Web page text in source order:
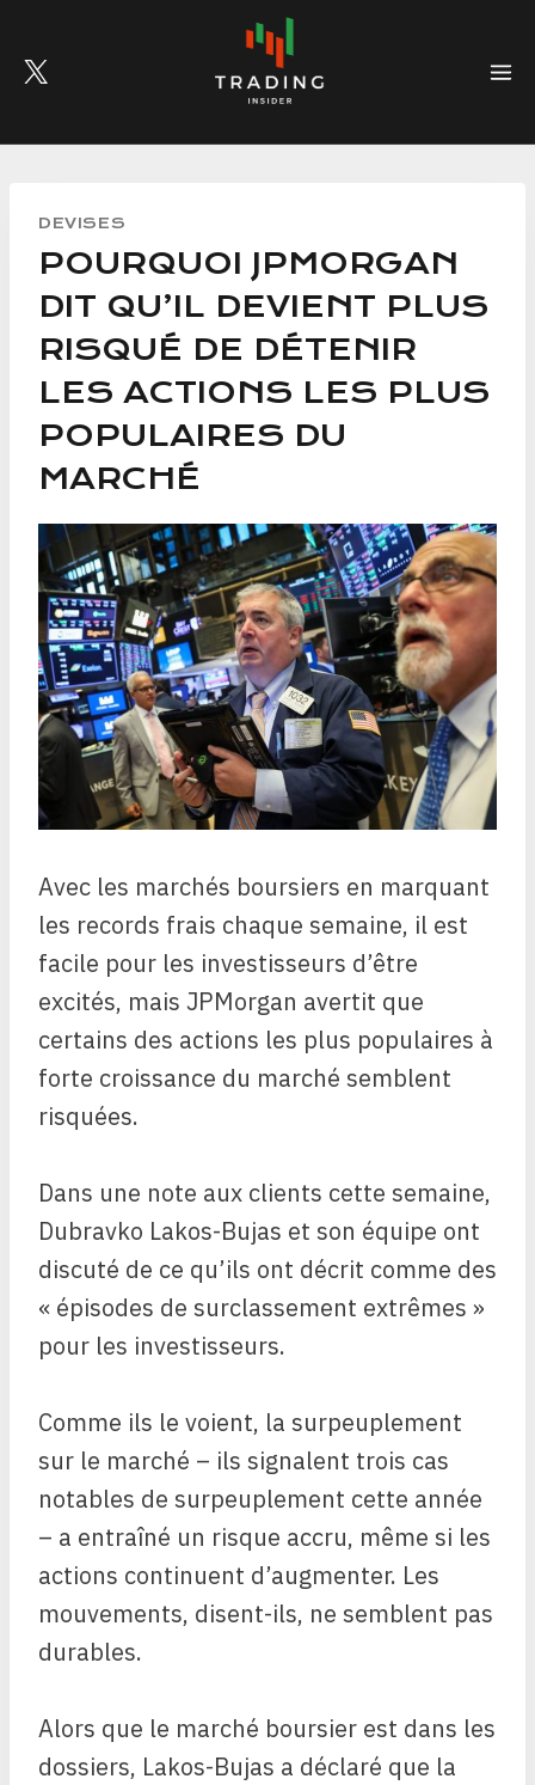
content
DEVISES
POURQUOI JPMORGAN
DIT QU’IL DEVIENT PLUS
RISQUÉ DE DÉTENIR
LES ACTIONS LES PLUS
POPULAIRES DU
MARCHÉ
Avec les marchés boursiers en marquant
les records frais chaque semaine, il est
facile pour les investisseurs d’être
excités, mais JPMorgan avertit que
certains des actions les plus populaires à
forte croissance du marché semblent
risquées.
Dans une note aux clients cette semaine,
Dubravko Lakos-Bujas et son équipe ont
discuté de ce qu’ils ont décrit comme des
« épisodes de surclassement extrêmes »
pour les investisseurs.
Comme ils le voient, la surpeuplement
sur le marché – ils signalent trois cas
notables de surpeuplement cette année
– a entraîné un risque accru, même si les
actions continuent d’augmenter. Les
mouvements, disent-ils, ne semblent pas
durables.
Alors que le marché boursier est dans les
dossiers, Lakos-Bujas a déclaré que la